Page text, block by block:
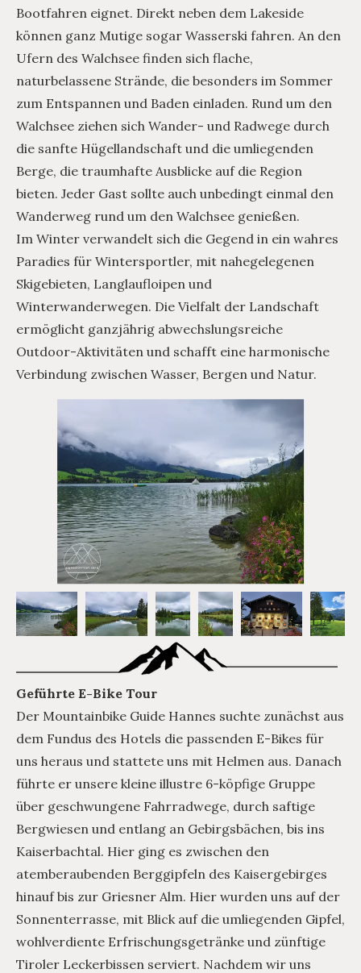
Bootfahren eignet. Direkt neben dem Lakeside
können ganz Mutige sogar Wasserski fahren. An den
Ufern des Walchsee finden sich flache,
naturbelassene Strände, die besonders im Sommer
zum Entspannen und Baden einladen. Rund um den
Walchsee ziehen sich Wander- und Radwege durch
die sanfte Hügellandschaft und die umliegenden
Berge, die traumhafte Ausblicke auf die Region
bieten. Jeder Gast sollte auch unbedingt einmal den
Wanderweg rund um den Walchsee genießen.
Im Winter verwandelt sich die Gegend in ein wahres
Paradies für Wintersportler, mit nahegelegenen
Skigebieten, Langlaufloipen und
Winterwanderwegen. Die Vielfalt der Landschaft
ermöglicht ganzjährig abwechslungsreiche
Outdoor-Aktivitäten und schafft eine harmonische
Verbindung zwischen Wasser, Bergen und Natur.
Geführte E-Bike Tour
Der Mountainbike Guide Hannes suchte zunächst aus
dem Fundus des Hotels die passenden E-Bikes für
uns heraus und stattete uns mit Helmen aus. Danach
führte er unsere kleine illustre 6-köpfige Gruppe
über geschwungene Fahrradwege, durch saftige
Bergwiesen und entlang an Gebirgsbächen, bis ins
Kaiserbachtal. Hier ging es zwischen den
atemberaubenden Berggipfeln des Kaisergebirges
hinauf bis zur Griesner Alm. Hier wurden uns auf der
Sonnenterrasse, mit Blick auf die umliegenden Gipfel,
wohlverdiente Erfrischungsgetränke und zünftige
Tiroler Leckerbissen serviert. Nachdem wir uns